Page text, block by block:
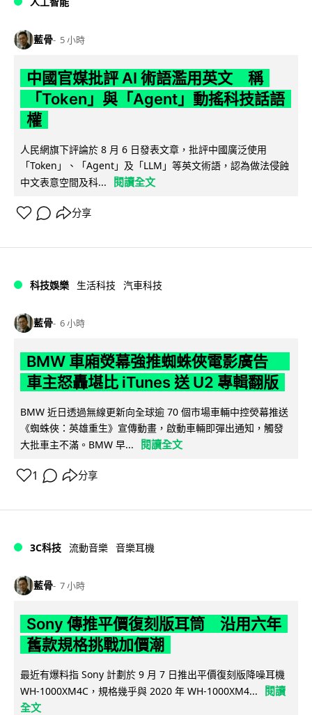
藍骨 5 小時
中國官媒批評 AI 術語濫用英文 稱
「Token」與「Agent」動搖科技話語
權
人民網旗下評論於 8 月 6 日發表文章，批評中國廣泛使用
「Token」、「Agent」及「LLM」等英文術語，認為做法侵蝕
中文表意空間及科...
閱讀全文
分享
科技娛樂 生活科技 汽車科技
藍骨 6 小時
BMW 車廂熒幕強推蜘蛛俠電影廣告
車主怒轟堪比 iTunes 送 U2 專輯翻版
BMW 近日透過無線更新向全球逾 70 個市場車輛中控熒幕推送
《蜘蛛俠：英雄重生》宣傳動畫，啟動車輛即彈出通知，觸發
大批車主不滿。BMW 早...
閱讀全文
1 分享
3C科技 流動音樂 音樂耳機
藍骨 7 小時
Sony 傳推平價復刻版耳筒 沿用六年
舊款規格挑戰加價潮
最近有爆料指 Sony 計劃於 9 月 7 日推出平價復刻版降噪耳機
WH-1000XM4C，規格幾乎與 2020 年 WH-1000XM4...
閱讀
全文